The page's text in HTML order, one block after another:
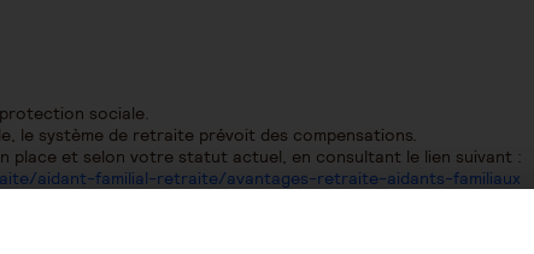
sociale.
le système de retraite prévoit des compensations.
place et selon votre statut actuel, en consultant le lien suivant :
aidant-familial-retraite/avantages-retraite-aidants-familiaux